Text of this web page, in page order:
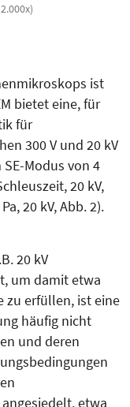
ist
bietet eine, für
für
300 V und 20 kV
Modus von 4
20 kV,
20 kV, Abb. 2).
20 kV
um damit etwa
zu erfüllen, ist eine
häufig nicht
und deren
etwa